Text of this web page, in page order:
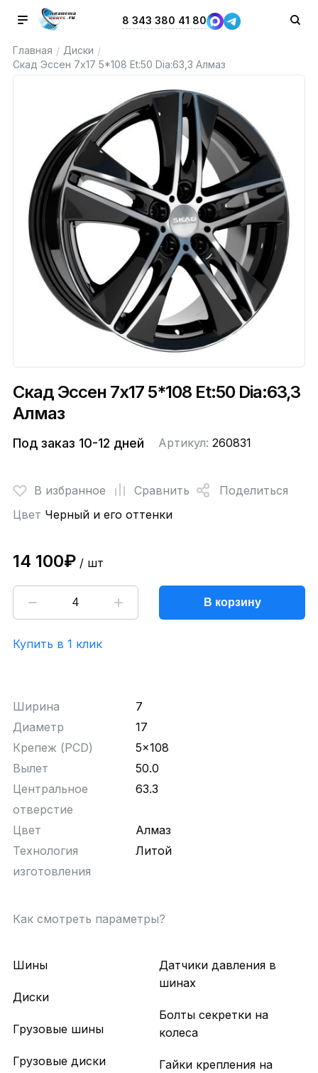
8 343 380 41 80
Главная / Диски /
Скад Эссен 7x17 5*108 Et:50 Dia:63,3 Алмаз
Скад Эссен 7x17 5*108 Et:50 Dia:63,3
Алмаз
Под заказ 10-12 дней Артикул: 260831
В избранное Сравнить
Поделиться
Цвет Черный и его оттенки
14 100₽/ шт
В корзину
Купить в 1 клик
Ширина
7
Диаметр
17
Крепеж (PCD)
5x108
Вылет
50.0
Центральное
отверстие
63.3
Цвет
Алмаз
Технология
изготовления
Литой
Как смотреть параметры?
Шины
Диски
Грузовые шины
Грузовые диски
Датчики давления в
шинах
Болты секретки на
колеса
Гайки крепления на